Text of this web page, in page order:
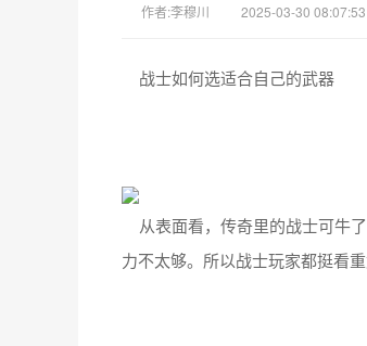
作者:李穆川 2025-03-30 08:07:53
战士如何选适合自己的武器
从表面看，传奇里的战士可牛
力不太够。所以战士玩家都挺看